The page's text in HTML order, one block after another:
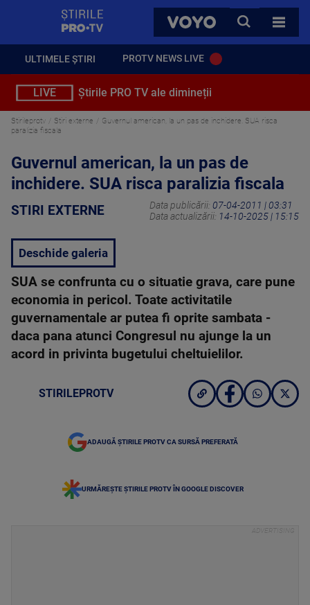
VOYO
CAUTA
TOATE
ULTIMELE ȘTIRI PROTV NEWS LIVE
LIVE Știrile PRO TV ale dimineții
Stirileprotv Stiri externe
Guvernul american, la un pas de inchidere. SUA risca
paralizia fiscala
Guvernul american, la un pas de
inchidere. SUA risca paralizia fiscala
STIRI EXTERNE Data publicării: 07-04-2011 | 03:31
Data actualizării: 14-10-2025 | 15:15
Deschide galeria
SUA se confrunta cu o situatie grava, care pune
economia in pericol. Toate activitatile
guvernamentale ar putea fi oprite sambata -
daca pana atunci Congresul nu ajunge la un
acord in privinta bugetului cheltuielilor.
STIRILEPROTV
ADAUGĂ ȘTIRILE PROTV CA SURSĂ PREFERATĂ
URMĂREȘTE ȘTIRILE PROTV ÎN GOOGLE DISCOVER